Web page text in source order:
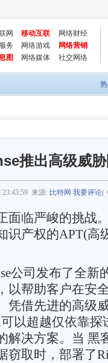
网 移动互联
网络财经
务 网络游戏
网络营销
图 网络媒体 社交网络
推出高级威
23:43:59 来源: 比特网 我要评论(
临严峻的挑战
识产权的APT(高
公司发布了全新
以帮助客户在安
凭借先进的高级
以超越仅依靠
解决方案。当 黑
窃取时，部署了